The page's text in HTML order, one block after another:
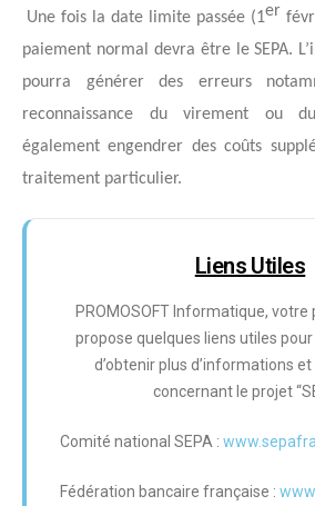
Une fois la date limite passée (1er
paiement normal devra être le SEPA.
pourra générer des erreurs
reconnaissance du virement ou
également engendrer descoûts
traitement particulier.
Liens Utiles
PROMOSOFT Informatique, votre
propose quelques liens utiles
d’obtenir plus d’informations
concernant le projet
Comité national SEPA :
Fédération bancaire française :